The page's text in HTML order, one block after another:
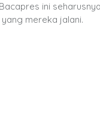
ini
mereka jalani.